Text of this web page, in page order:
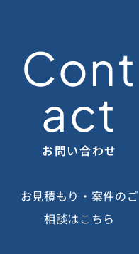
Cont
act
お問い合わせ
お見積もり・案件のご
相談はこちら